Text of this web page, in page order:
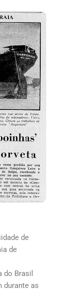
de
de
do Brasil
durante as